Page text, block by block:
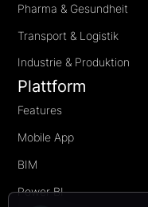
Pharma & Gesundheit
Transport & Logistik
Industrie & Produktion
Plattform
Features
Mobile App
BIM
Power BI